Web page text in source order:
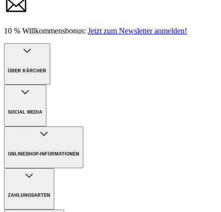
10 % Willkommensbonus: Jetzt zum Newsletter anmelden!
ÜBER KÄRCHER
Unternehmen
Nachhaltigkeit
SOCIAL MEDIA
ONLINESHOP-INFORMATIONEN
Versandkosten
Bezahlung
ZAHLUNGSARTEN